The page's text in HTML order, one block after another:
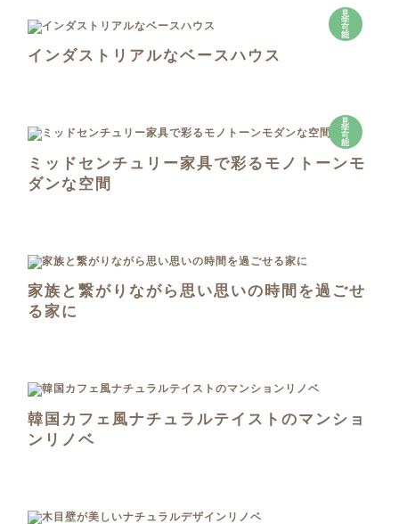
見
学
可
能
インダストリアルなベースハウス
見
学
可
能
ミッドセンチュリー家具で彩るモノトーンモ
ダンな空間
家族と繋がりながら思い思いの時間を過ごせ
る家に
韓国カフェ風ナチュラルテイストのマンショ
ンリノベ